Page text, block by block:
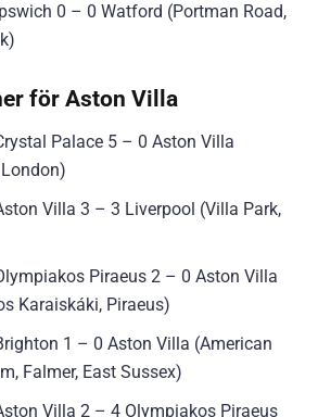
0 – 0 Watford (Portman Road,
för Aston Villa
Palace 5 – 0 Aston Villa
Villa 3 – 3 Liverpool (Villa Park,
Piraeus 2 – 0 Aston Villa
Karaiskáki, Piraeus)
1 – 0 Aston Villa (American
Falmer, East Sussex)
Villa 2 – 4 Olympiakos Piraeus